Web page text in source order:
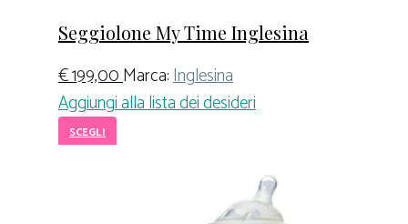
Seggiolone My Time Inglesina
€199,00Marca:Inglesina
Aggiungi alla lista dei desideri
SCEGLI